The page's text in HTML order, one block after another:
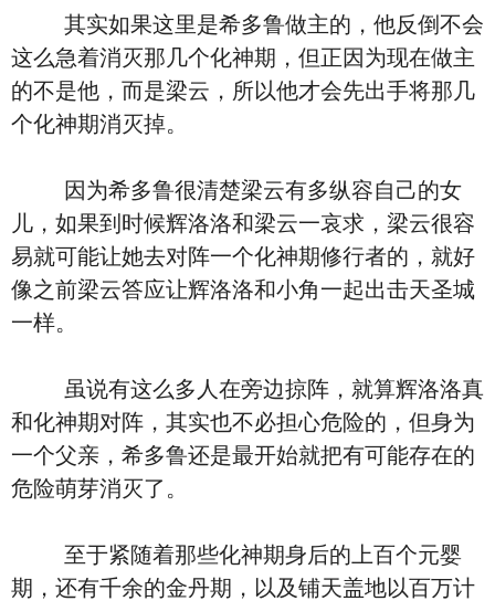
其实如果这里是希多鲁做主的，他反倒不会
这么急着消灭那几个化神期，但正因为现在做主
的不是他，而是梁云，所以他才会先出手将那几
个化神期消灭掉。
因为希多鲁很清楚梁云有多纵容自己的女
儿，如果到时候辉洛洛和梁云一哀求，梁云很容
易就可能让她去对阵一个化神期修行者的，就好
像之前梁云答应让辉洛洛和小角一起出击天圣城
一样。
虽说有这么多人在旁边掠阵，就算辉洛洛真
和化神期对阵，其实也不必担心危险的，但身为
一个父亲，希多鲁还是最开始就把有可能存在的
危险萌芽消灭了。
至于紧随着那些化神期身后的上百个元婴
期，还有千余的金丹期，以及铺天盖地以百万计